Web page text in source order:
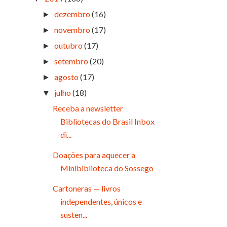
►dezembro(16)
►novembro(17)
►outubro(17)
►setembro(20)
►agosto(17)
▼ julho(18)
Receba a newsletter
Bibliotecas do Brasil Inbox
di...
Doações para aquecer a
Minibiblioteca do Sossego
Cartoneras — livros
independentes, únicos e
susten...